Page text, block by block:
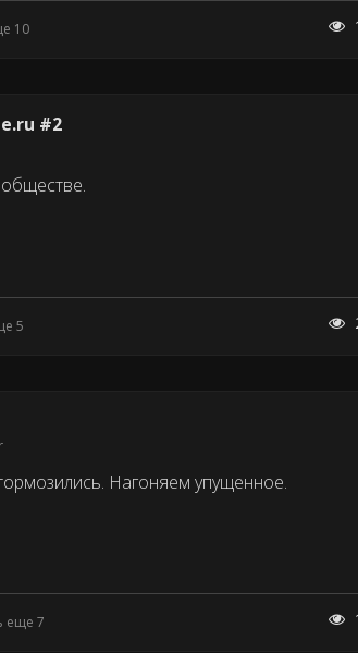
10
#2
5
Нагоняем упущенное.
еще 7